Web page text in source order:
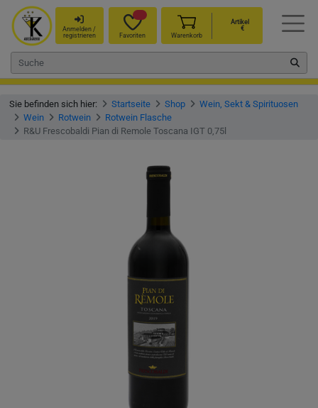
Anmelden /
registrieren
Favoriten Warenkorb
Artikel
€
Sie befinden sich hier: Startseite Shop
Wein, Sekt & Spirituosen
Wein
Rotwein
Rotwein Flasche
R&U Frescobaldi Pian di Remole Toscana IGT 0,75l